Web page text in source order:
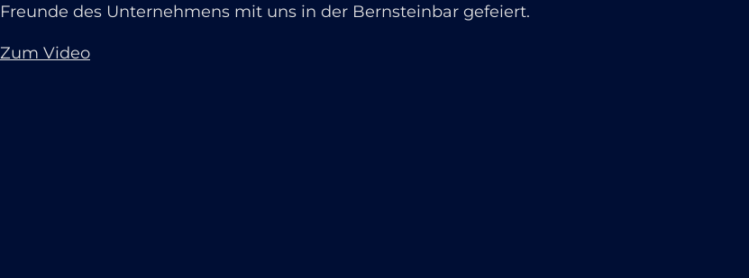
Freunde des Unternehmens mit uns in der Bernsteinbar gefeiert.
Zum Video